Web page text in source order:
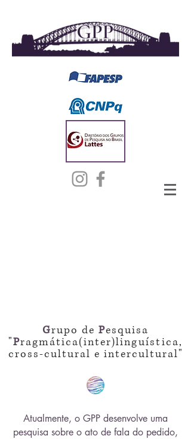
Grupo de Pesquisa
"Pragmática(inter)linguística,
cross-cultural e intercultural"
Atualmente, o GPP desenvolve uma
pesquisa sobre o ato de fala do pedido,